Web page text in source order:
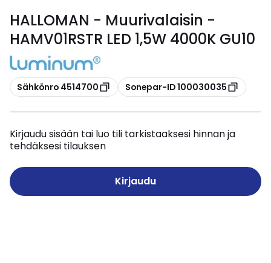
HALLOMAN - Muurivalaisin -
HAMV01RSTR LED 1,5W 4000K GU10
Kopioi
Sähkönro 4514700 Kopioi
Sonepar-ID 100030035
Kirjaudu sisään tai luo tili tarkistaaksesi hinnan ja
tehdäksesi tilauksen
Kirjaudu